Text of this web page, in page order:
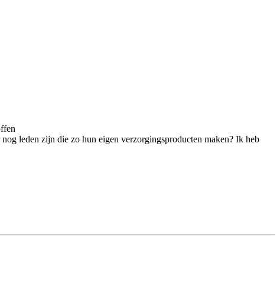
leden zijn die zo hun eigen verzorgingsproducten maken? Ik heb